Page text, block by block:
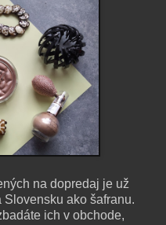
na dopredaj je už
Slovensku ako šafranu.
ich v obchode,